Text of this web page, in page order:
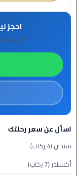
مطار
القاهرة
ليموزين
ليموزين
مكاتب
ليموزين
الاسكندرية
احجز
أسعار
اسأل عن سعر رحلتك
سيدان (4 ركاب)
أكسبندر (7 ركاب)